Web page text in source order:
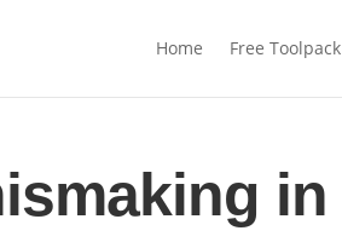
Home Free Toolpack
in